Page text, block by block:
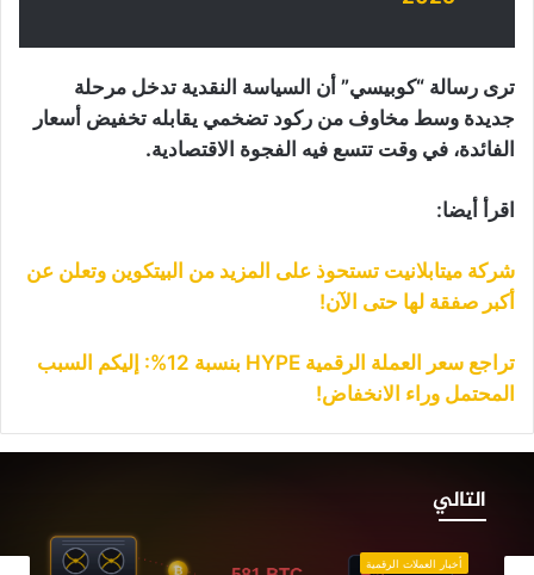
ترى رسالة “كوبيسي” أن السياسة النقدية تدخل مرحلة
جديدة وسط مخاوف من ركود تضخمي يقابله تخفيض أسعار
الفائدة، في وقت تتسع فيه الفجوة الاقتصادية.
اقرأ أيضا:
شركة ميتابلانيت تستحوذ على المزيد من البيتكوين وتعلن عن
أكبر صفقة لها حتى الآن!
تراجع سعر العملة الرقمية HYPE بنسبة 12%: إليكم السبب
المحتمل وراء الانخفاض!
التاليالبيتكوين
شركة
أخبار العملات الرقمية